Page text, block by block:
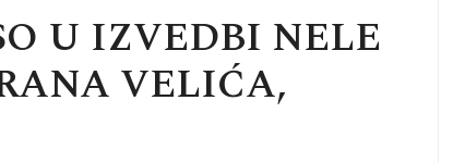
U IZVEDBI NELE
VELIĆA,